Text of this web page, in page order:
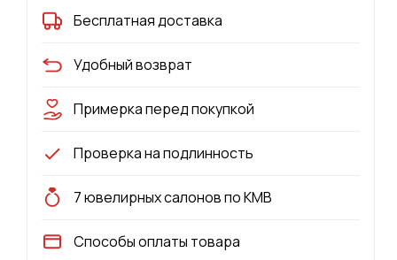
Бесплатная доставка
Удобный возврат
Примерка перед покупкой
Проверка на подлинность
7 ювелирных салонов по КМВ
Способы оплаты товара